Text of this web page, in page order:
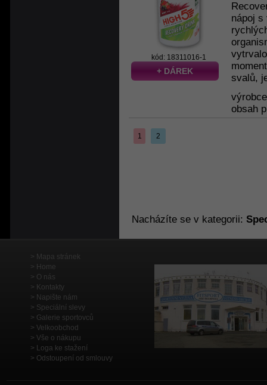
kód: 18311016-1
+ DÁREK
nápoj
svalů,
obsah
1 2
Nacházíte se v kategorii:
Mapa stránek
Home
O nás
Kontakty
Napište nám
Speciální slevy
Galerie sportovců
Velkoobchod
Vše o nákupu
Loga ke stažení
Odstoupení od smlouvy